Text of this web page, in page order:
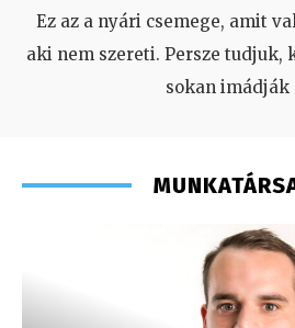
Ez az a nyári csemege, amit
aki nem szereti. Persze tudjuk,
sokan imádják